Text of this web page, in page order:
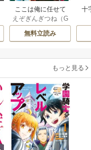
ここは俺に任せて
先に行けと言って
から10年がたった
ら伝説になってい
えぞぎんぎつね（G
Aノベル／SBクリ
エイティブ刊）
eCHA
無料立読み
十
もっと見る